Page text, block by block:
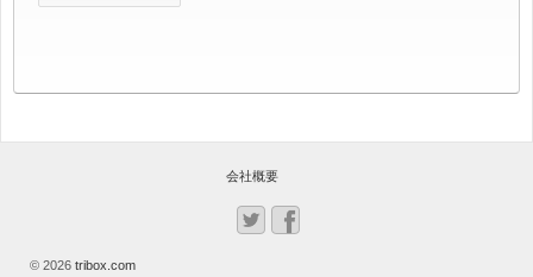
会社概要
© 2026 tribox.com